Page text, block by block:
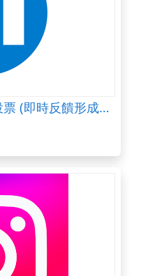
Poll Everywhere 到處趣投票 (即時反饋形成性評量)